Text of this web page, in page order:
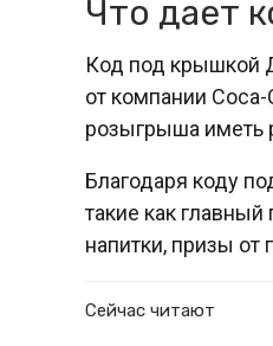
Что дает
Код под крышкой
от компании
розыгрыша
Благодаря коду
такие как
напитки, призы от
Сейчас читают